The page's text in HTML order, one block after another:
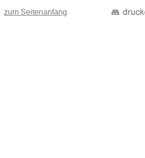
zum Seitenanfang